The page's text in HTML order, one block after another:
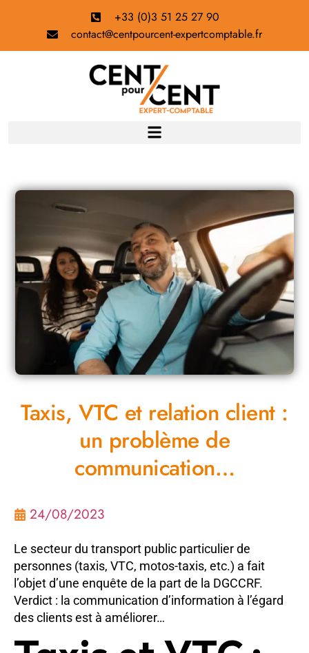
+33 (0)3 51 25 27 90
contact@centpourcent-expertcomptable.fr
Taxis, VTC et relation client :
un problème de
communication…
24/08/2023
Le secteur du transport public particulier de
personnes (taxis, VTC, motos-taxis, etc.) a fait
l’objet d’une enquête de la part de la DGCCRF.
Verdict : la communication d’information à l’égard
des clients est à améliorer…